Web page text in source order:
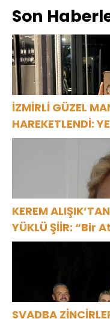
Son
İZMİRLİ GÜZEL
HAREKETLENDİ:
KEREM
YÜKLÜ ŞİİR:
çıkmıştı sanki”
SVADBA